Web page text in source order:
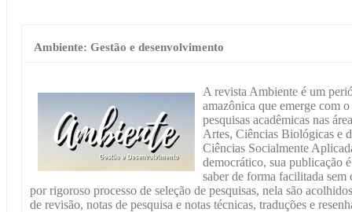
Ambiente: Gestão e desenvolvimento
A revista Ambiente é um
amazônica que emerge com
pesquisas acadêmicas nas
Artes, Ciências Biológicas e
Ciências Socialmente
democrático, sua publicação
saber de forma facilitada sem
por rigoroso processo de seleção de pesquisas, nela são
de revisão, notas de pesquisa e notas técnicas, traduções e